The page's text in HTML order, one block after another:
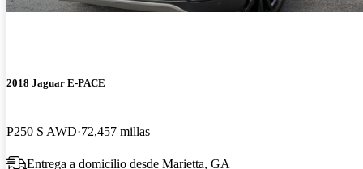
2018 Jaguar E-PACE
P250 S AWD 72,457 millas
Entrega a domicilio desde Marietta, GA